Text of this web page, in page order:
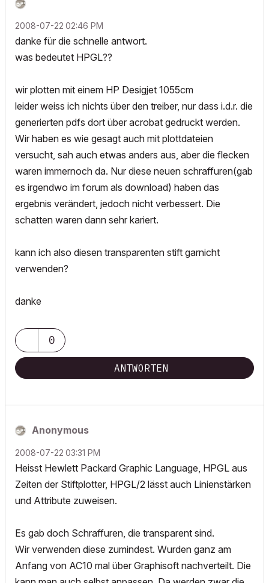
‎2008-07-22 02:46 PM
danke für die schnelle antwort.
was bedeutet HPGL??
wir plotten mit einem HP Desigjet 1055cm
leider weiss ich nichts über den treiber, nur dass i.d.r. die
generierten pdfs dort über acrobat gedruckt werden.
Wir haben es wie gesagt auch mit plottdateien
versucht, sah auch etwas anders aus, aber die flecken
waren immernoch da. Nur diese neuen schraffuren(gab
es irgendwo im forum als download) haben das
ergebnis verändert, jedoch nicht verbessert. Die
schatten waren dann sehr kariert.
kann ich also diesen transparenten stift garnicht
verwenden?
danke
0
ANTWORTEN
Anonymous
‎2008-07-22 03:31 PM
Heisst Hewlett Packard Graphic Language, HPGL aus
Zeiten der Stiftplotter, HPGL/2 lässt auch Linienstärken
und Attribute zuweisen.
Es gab doch Schraffuren, die transparent sind.
Wir verwenden diese zumindest. Wurden ganz am
Anfang von AC10 mal über Graphisoft nachverteilt. Die